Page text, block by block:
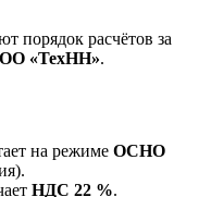
порядок расчётов за
«ТехНН».
на режиме ОСНО
НДС 22 %.